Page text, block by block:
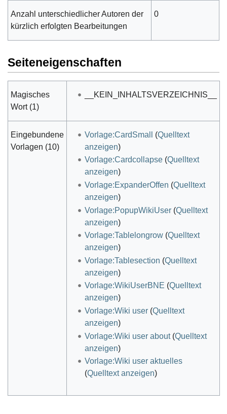
Anzahl unterschiedlicher Autoren der
kürzlich erfolgten Bearbeitungen
0
Seiteneigenschaften
Magisches
Wort (1)
__KEIN_INHALTSVERZEICHNIS__
Eingebundene
Vorlagen (10)
Vorlage:CardSmall (Quelltext
anzeigen)
Vorlage:Cardcollapse(Quelltext
anzeigen)
Vorlage:ExpanderOffen (Quelltext
anzeigen)
Vorlage:PopupWikiUser(Quelltext
anzeigen)
Vorlage:Tablelongrow(Quelltext
anzeigen)
Vorlage:Tablesection (Quelltext
anzeigen)
Vorlage:WikiUserBNE (Quelltext
anzeigen)
Vorlage:Wiki user(Quelltext
anzeigen)
Vorlage:Wiki user about(Quelltext
anzeigen)
Vorlage:Wiki user aktuelles
(Quelltext anzeigen)